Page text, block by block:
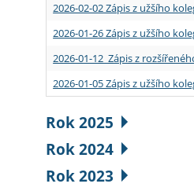
2026-02-02 Zápis z užšího
2026-01-26 Zápis z užšího
2026-01-12 Zápis z
2026-01-05 Zápis z užšího
Rok 2025
Rok 2024
Rok 2023